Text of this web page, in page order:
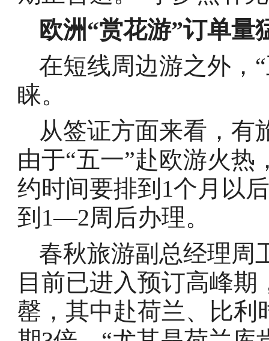
欧洲“赏花游”订单量
在短线周边游之外，
睐。
从签证方面来看，有
由于“五一”赴欧游火
约时间要排到1个月以
到1—2周后办理。
春秋旅游副总经理周
目前已进入预订高峰
罄，其中赴荷兰、比利